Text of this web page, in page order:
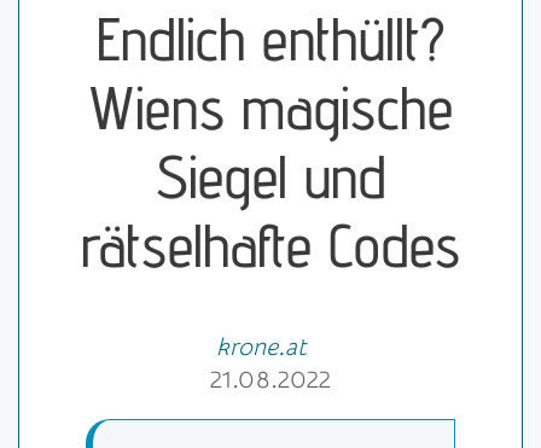
Endlich enthüllt?
Wiens magische
Siegel und
rätselhafte Codes
krone.at
21.08.2022